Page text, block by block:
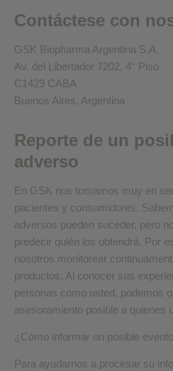
Contáctese con
GSK Biopharma Argentina S.A.
Av. del Libertador 7202, 4° Piso
C1429 CABA
Buenos Aires, Argentina
Reporte de un
adverso
En GSK nos tomamos muy en
pacientes y consumidores.
adversos pueden suceder, pero
predecir quién los obtendrá. Por
nosotros monitorear
productos. Al conocer sus
personas como usted, podemos
asesoramiento posible a quienes
¿Cómo informar un posible
Para ayudarnos a procesar su